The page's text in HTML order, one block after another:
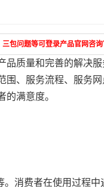
包问题等可登录产品官网咨询
品质量和完善的解决
、服务流程、服务
满意度。
消费者在使用过程中